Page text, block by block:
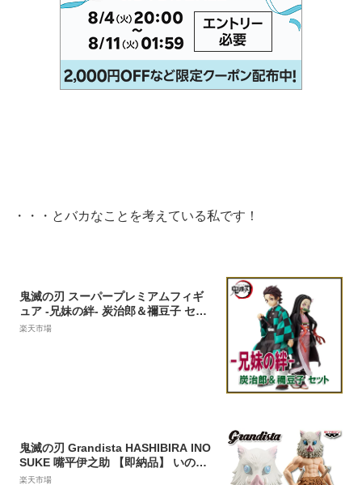
・・・とバカなことを考えている私です！
鬼滅の刃 スーパープレミアムフィギ
ュア -兄妹の絆- 炭治郎＆禰豆子 セッ
ト 【即納品 新品】 鬼滅 炭治郎 禰豆
楽天市場
鬼滅の刃 Grandista HASHIBIRA INO
SUKE 嘴平伊之助 【即納品】 いのす
け グランディスタ プライズ フィギュ
楽天市場